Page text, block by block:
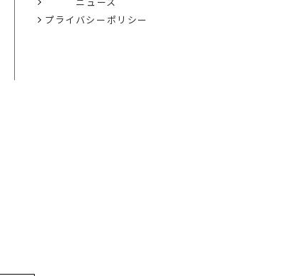
プライバシーポリシー